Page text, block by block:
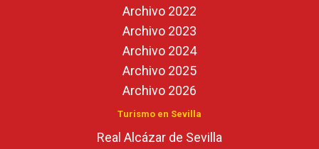
Archivo 2022
Archivo 2023
Archivo 2024
Archivo 2025
Archivo 2026
Turismo en Sevilla
Real Alcázar de Sevilla